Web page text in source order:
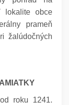
lokalite obce
prameň
žalúdočných
roku 1241.